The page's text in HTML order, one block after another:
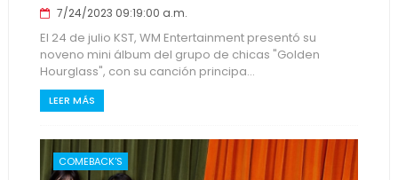
7/24/2023 09:19:00 a.m.
El 24 de julio KST, WM Entertainment presentó su
noveno mini álbum del grupo de chicas "Golden
Hourglass", con su canción principa...
LEER MÁS
COMEBACK'S